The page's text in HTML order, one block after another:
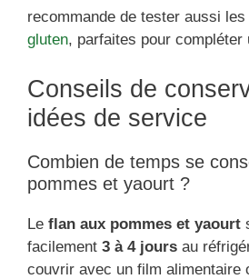
recommande de tester aussi les
gluten, parfaites pour compléter
Conseils de
idées de service
Combien de temps se
pommes et yaourt ?
Le flan aux pommes et yaourt
facilement 3 à 4 jours au
couvrir avec un film alimentaire